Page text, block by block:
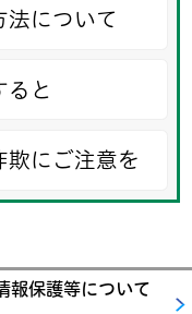
法について
ると
欺にご注意を
報保護等について